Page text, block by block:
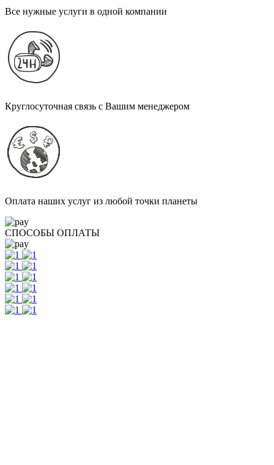
Все нужные услуги в одной компании
Круглосуточная связь с Вашим менеджером
Оплата наших услуг из любой точки планеты
СПОСОБЫ ОПЛАТЫ